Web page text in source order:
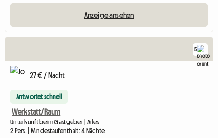
Anzeige ansehen
5
27 € / Nacht
Antwortet schnell
Werkstatt/Raum
Unterkunft beim Gastgeber | Arles
2 Pers. | Mindestaufenthalt: 4 Nächte